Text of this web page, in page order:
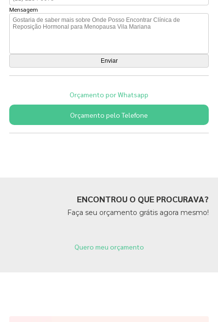
Mensagem
Orçamento por Whatsapp
Orçamento pelo Telefone
ENCONTROU O QUE PROCURAVA?
Faça seu orçamento grátis agora mesmo!
Quero meu orçamento